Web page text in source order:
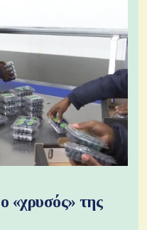
«χρυσός» της